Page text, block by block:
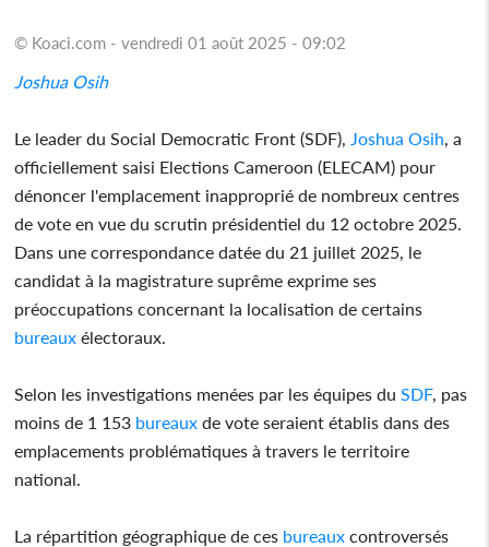
© Koaci.com - vendredi 01 août 2025 - 09:02
Joshua Osih
Le leader du Social Democratic Front (SDF), Joshua Osih , a
officiellement saisi Elections Cameroon (ELECAM) pour
dénoncer l'emplacement inapproprié de nombreux centres
de vote en vue du scrutin présidentiel du 12 octobre 2025.
Dans une correspondance datée du 21 juillet 2025, le
candidat à la magistrature suprême exprime ses
préoccupations concernant la localisation de certains
bureaux électoraux.
Selon les investigations menées par les équipes du SDF, pas
moins de 1 153 bureaux de vote seraient établis dans des
emplacements problématiques à travers le territoire
national.
La répartition géographique de ces bureaux controversés